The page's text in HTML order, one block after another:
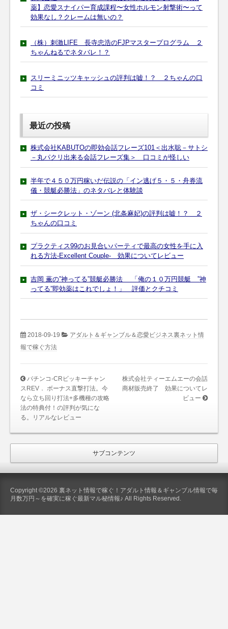
薬】恋愛スナイパー育成課程〜女性ホルモン射撃術〜って
効果なし？クレームは無いの？
（株）刺激LIFE 長寺忠浩のFJPマスタープログラム ２
ちゃんねるでネタバレ！？
スリーミニッツキャッシュの評判は嘘！？ ２ちゃんの口
コミ
最近の投稿
株式会社KABUTOの即効会話フレーズ101＜出水聡－サトシ
－丸パクリ出来る会話フレーズ集＞ 口コミが怪しい
半年で４５０万円稼いだ伝説の「イン逃げ５・５・舟券流
儀・競艇必勝法」のネタバレと体験談
ザ・シークレット・ゾーン (北条麻妃)の評判は嘘！？ ２
ちゃんの口コミ
プラクティス99のお見合いパーティで最高の女性を手に入
れる方法-Excellent Couple- 効果についてレビュー
吉岡 薫の”神ってる”競艇必勝法 「俺の１０万円競艇 ”神
ってる”即効薬はこれでしょ！」 評価とクチコミ
2018-09-19
アダルト＆ギャンブル＆恋愛ビジネス裏ネット情
報で稼ぐ方法
パチンコ-CRビッキーチャン
スREV． ボーナス直撃打法。今
なら立ち回り打法+多機種の攻略
法の特典付！の評判が気にな
る。リアルなレビュー
株式会社ティーエムエーの会話
商材販売終了 効果についてレ
ビュー
サブコンテンツ
Copyright ©2026 裏ネット情報で稼ぐ！アダルト情報＆ギャンブル情報で毎
月数万円～を確実に稼ぐ最新マル秘情報♪ All Rights Reserved.